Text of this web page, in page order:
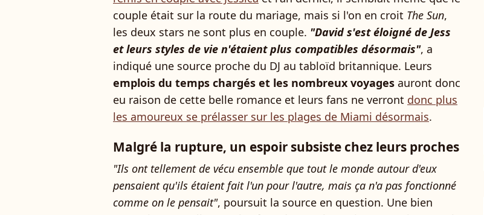
couple était sur la route du mariage, mais si l'on en croit The Sun,
les deux stars ne sont plus en couple. "David s'est éloigné de Jess
et leurs styles de vie n'étaient plus compatibles désormais", a
indiqué une source proche du DJ au tabloïd britannique. Leurs
emplois du temps chargés et les nombreux voyages auront donc
eu raison de cette belle romance et leurs fans ne verront donc plus
les amoureux se prélasser sur les plages de Miami désormais.
Malgré la rupture, un espoir subsiste chez leurs proches
"Ils ont tellement de vécu ensemble que tout le monde autour d'eux
pensaient qu'ils étaient fait l'un pour l'autre, mais ça n'a pas fonctionné
comme on le pensait", poursuit la source en question. Une bien